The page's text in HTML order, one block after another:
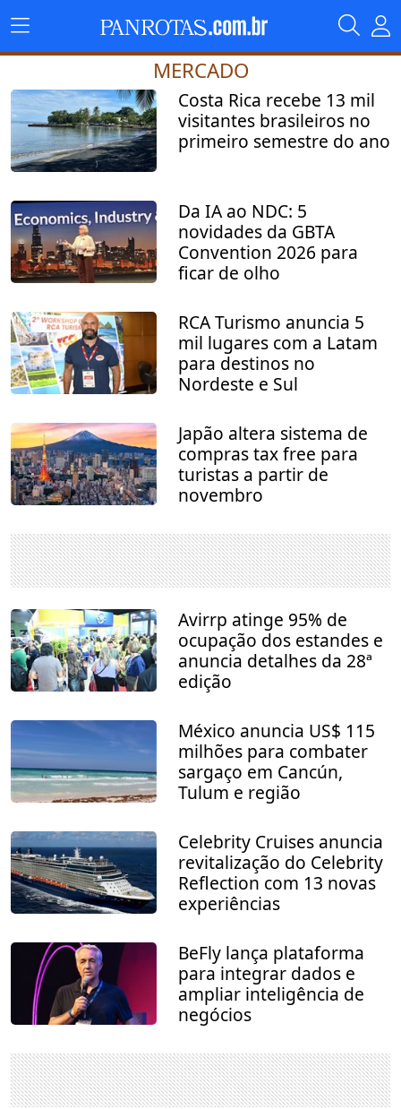
MERCADO
Costa Rica recebe 13 mil
visitantes brasileiros no
primeiro semestre do ano
Da IA ao NDC: 5
novidades da GBTA
Convention 2026 para
ficar de olho
RCA Turismo anuncia 5
mil lugares com a Latam
para destinos no
Nordeste e Sul
Japão altera sistema de
compras tax free para
turistas a partir de
novembro
Avirrp atinge 95% de
ocupação dos estandes e
anuncia detalhes da 28ª
edição
México anuncia US$ 115
milhões para combater
sargaço em Cancún,
Tulum e região
Celebrity Cruises anuncia
revitalização do Celebrity
Reflection com 13 novas
experiências
BeFly lança plataforma
para integrar dados e
ampliar inteligência de
negócios